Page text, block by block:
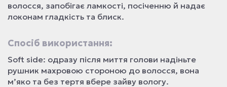
волосся, запобігає ламкості, посіченню й надає
локонам гладкість та блиск.
Спосіб використання:
Soft side: одразу після миття голови надіньте
рушник махровою стороною до волосся, вона
м’яко та без тертя вбере зайву вологу.